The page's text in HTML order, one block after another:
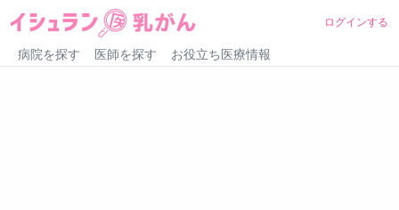
ログインする
病院を探す 医師を探す お役立ち医療情報